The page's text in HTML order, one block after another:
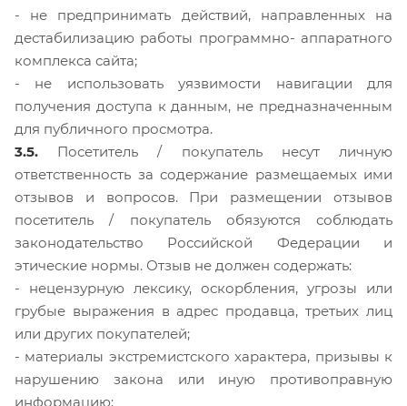
- не предпринимать действий, направленных на
дестабилизацию работы программно- аппаратного
комплекса сайта;
- не использовать уязвимости навигации для
получения доступа к данным, не предназначенным
для публичного просмотра.
3.5. Посетитель / покупатель несут личную
ответственность за содержание размещаемых ими
отзывов и вопросов. При размещении отзывов
посетитель / покупатель обязуются соблюдать
законодательство Российской Федерации и
этические нормы. Отзыв не должен содержать:
- нецензурную лексику, оскорбления, угрозы или
грубые выражения в адрес продавца, третьих лиц
или других покупателей;
- материалы экстремистского характера, призывы к
нарушению закона или иную противоправную
информацию;